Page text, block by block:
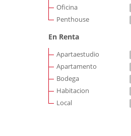
Oficina
Penthouse
En Renta
Apartaestudio
Apartamento
Bodega
Habitacion
Local